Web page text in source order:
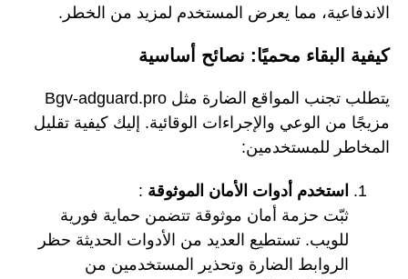
الاندفاعية، مما يعرض المستخدم لمزيد من الخطر.
كيفية البقاء محميًا: نصائح أساسية
يتطلب تجنب المواقع الضارة مثل Bgv-adguard.pro
مزيجًا من الوعي والإجراءات الوقائية. إليك كيفية تقليل
المخاطر للمستخدمين:
استخدم أدوات الأمان الموثوقة :
ثبّت حزمة أمان موثوقة تتضمن حماية فورية
للويب. تستطيع العديد من الأدوات الحديثة حظر
الروابط الضارة وتحذير المستخدمين من